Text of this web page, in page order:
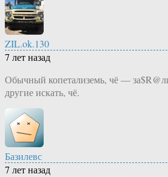
ZIL.ok.130
7 лет назад
Обычный копетализемь, чё —
другие искать, чё.
Базилевс
7 лет назад